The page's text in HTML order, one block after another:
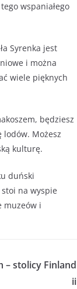
wspaniałego
Syrenka jest
i można
wiele pięknych
będziesz
lodów. Możesz
kulturę.
duński
na wyspie
muzeów i
– stolicy Finland
ii